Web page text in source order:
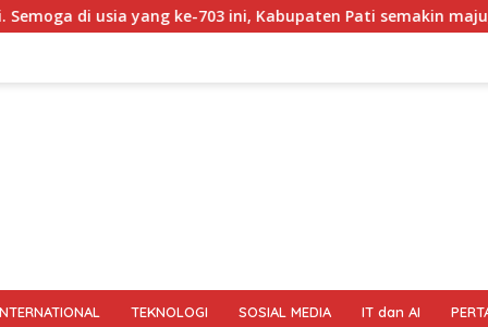
ke-703 ini, Kabupaten Pati semakin maju, sejahtera,
TEKNOLOGI SOSIAL MEDIA IT dan AI